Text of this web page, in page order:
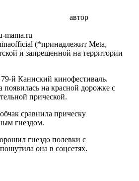
автор
mama.ru
(*принадлежит Meta,
и запрещенной на территории
й Каннский кинофестиваль.
на красной дорожке с
прической.
сравнила прическу
гнездом.
гнездо полевки с
она в соцсетях.